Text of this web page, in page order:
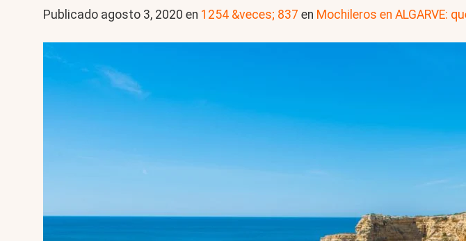
Publicado agosto 3, 2020 en 1254 &veces; 837 en Mochileros en ALGARVE: